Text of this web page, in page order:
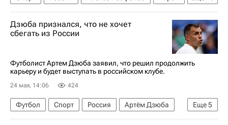
Адана Демирспор
РУСАДА
Суперкубок России по футболу
Артём Дзюба
Акрон (Тольятти)
Зенит
Кубок России по футболу
Футбол
Дзюба признался, что не хочет
сбегать из России
Футболист Артем Дзюба заявил, что решил продолжить
карьеру и будет выступать в российском клубе.
24 мая, 14:06 424
Еще5
Футбол Спорт Россия
Артём Дзюба
Родина (Москва)
Акрон (Тольятти)
Зенит